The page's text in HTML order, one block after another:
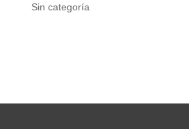
Sin categoría